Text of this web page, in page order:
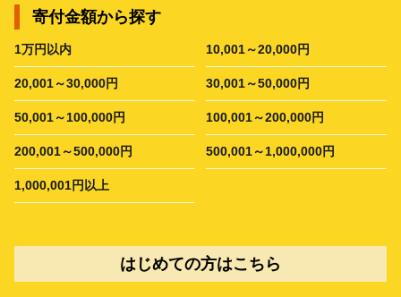
寄付金額から探す
1万円以内 10,001～20,000円
20,001～30,000円 30,001～50,000円
50,001～100,000円 100,001～200,000円
200,001～500,000円 500,001～1,000,000円
1,000,001円以上
はじめての方はこちら